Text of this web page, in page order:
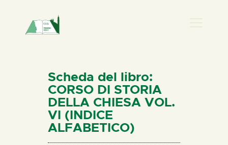
HOME
CHI SIAMO
NEWS
PERCORSI
BIBLIOTECA
Scheda del libro:
CORSO DI STORIA
DELLA CHIESA VOL.
VI (INDICE
ALFABETICO)